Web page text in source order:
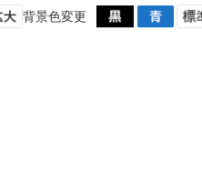
背景色変更